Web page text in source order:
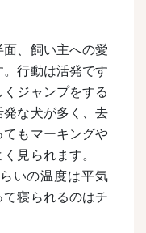
、飼い主への愛
行動は活発です
ジャンプをする
発な犬が多く、去
もマーキングや
見られます。
いの温度は平気
寝られるのはチ